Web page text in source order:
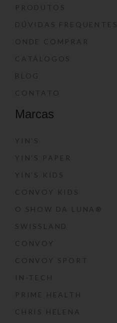
PRODUTOS
DÚVIDAS FREQUENTES
ONDE COMPRAR
CATÁLOGOS
BLOG
CONTATO
Marcas
YIN’S
YIN’S PAPER
YIN’S KIDS
CONVOY KIDS
O SHOW DA LUNA®
SWISSLAND
CONVOY
CONVOY SPORT
IN-TECH
PRIME HEALTH
CHRIS HELENA